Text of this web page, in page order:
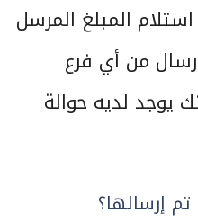
المبلغ المرسل
الإرسال من أي فرع
يوجد لديه حوالة
إرسالها؟